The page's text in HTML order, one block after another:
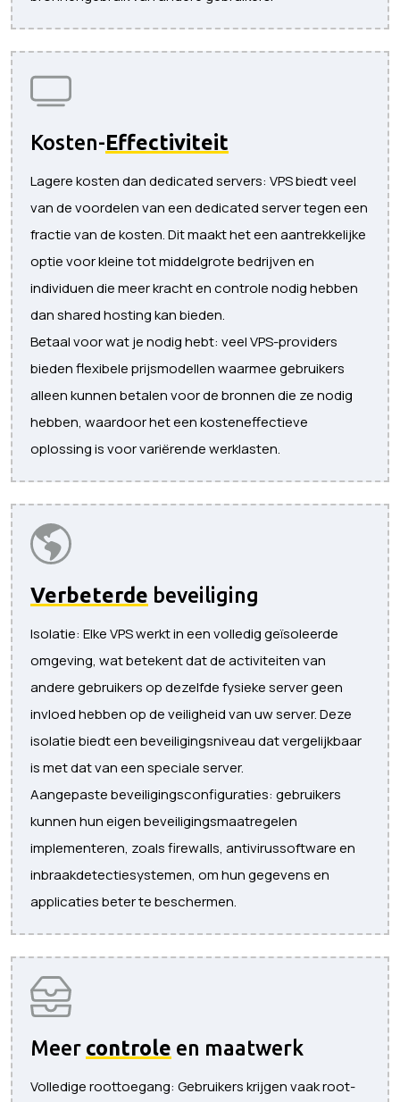
Kosten-Effectiviteit
Lagere kosten dan dedicated servers: VPS biedt veel
van de voordelen van een dedicated server tegen een
fractie van de kosten. Dit maakt het een aantrekkelijke
optie voor kleine tot middelgrote bedrijven en
individuen die meer kracht en controle nodig hebben
dan shared hosting kan bieden.
Betaal voor wat je nodig hebt: veel VPS-providers
bieden flexibele prijsmodellen waarmee gebruikers
alleen kunnen betalen voor de bronnen die ze nodig
hebben, waardoor het een kosteneffectieve
oplossing is voor variërende werklasten.
Verbeterde beveiliging
Isolatie: Elke VPS werkt in een volledig geïsoleerde
omgeving, wat betekent dat de activiteiten van
andere gebruikers op dezelfde fysieke server geen
invloed hebben op de veiligheid van uw server. Deze
isolatie biedt een beveiligingsniveau dat vergelijkbaar
is met dat van een speciale server.
Aangepaste beveiligingsconfiguraties: gebruikers
kunnen hun eigen beveiligingsmaatregelen
implementeren, zoals firewalls, antivirussoftware en
inbraakdetectiesystemen, om hun gegevens en
applicaties beter te beschermen.
Meer controle en maatwerk
Volledige roottoegang: Gebruikers krijgen vaak root-